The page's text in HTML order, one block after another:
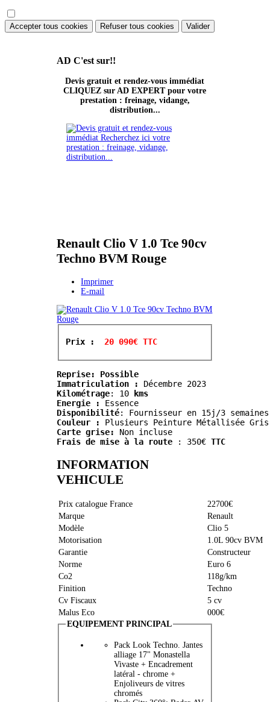
Accepter tous cookies Refuser tous cookies Valider
AD C'est sur!!
Devis gratuit et rendez-vous immédiat
CLIQUEZ sur AD EXPERT pour votre
prestation : freinage, vidange,
distribution...
Renault Clio V 1.0 Tce 90cv
Techno BVM Rouge
Imprimer
E-mail
Prix : 20 090€ TTC
Reprise: Possible
Immatriculation :
Kilométrage: 10 kms
Energie :
Essence
Disponibilité: Fournisseur en 15j/3 semaines
Couleur :
Plusieurs Peinture Métallisée
Carte grise:
Non incluse
Frais de mise à la route : 350€ TTC
INFORMATION
VEHICULE
Prix catalogue France
22700€
Marque
Renault
Modèle
Clio 5
Motorisation
1.0L 90cv BVM
Garantie
Constructeur
Norme
Euro 6
Co2
118g/km
Finition
Techno
Cv Fiscaux
5 cv
Malus Eco
000€
EQUIPEMENT PRINCIPAL
Pack Look Techno. Jantes
alliage 17" Monastella
Vivaste + Encadrement
latéral - chrome +
Enjoliveurs de vitres
chromés